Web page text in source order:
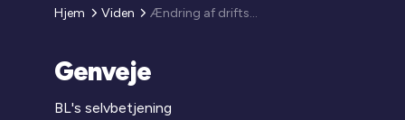
Hjem Viden Ændring af driftsbekendtgørelsen vedrørende effektivisering af den almene boligsektors drift
Genveje
BL's selvbetjening